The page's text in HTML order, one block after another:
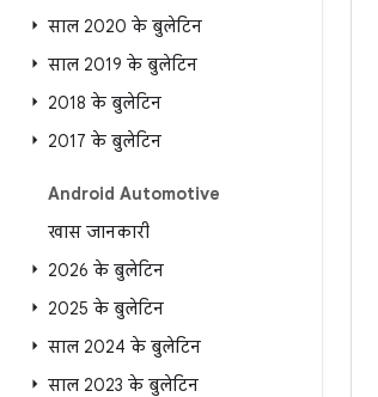
साल 2020 के बुलेटिन
साल 2019 के बुलेटिन
2018 के बुलेटिन
2017 के बुलेटिन
Android Automotive
खास जानकारी
2026 के बुलेटिन
2025 के बुलेटिन
साल 2024 के बुलेटिन
साल 2023 के बुलेटिन